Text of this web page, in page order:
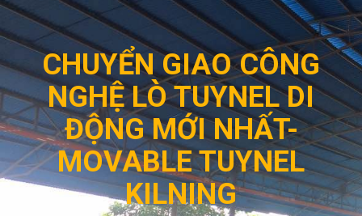
CHUYỂN GIAO CÔNG
NGHỆ LÒ TUYNEL DI
ĐỘNG MỚI NHẤT-
MOVABLE TUYNEL
KILNING